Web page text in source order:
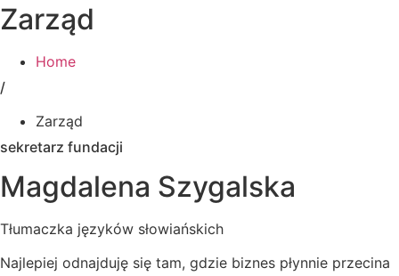
Zarząd
Home
/
Zarząd
sekretarz fundacji
Magdalena Szygalska
Tłumaczka języków słowiańskich
Najlepiej odnajduję się tam, gdzie biznes płynnie przecina